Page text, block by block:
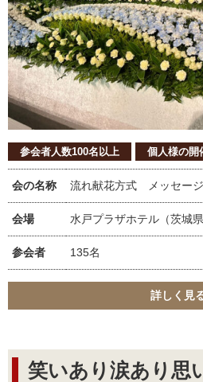
参会者人数100名以上 個人様の開
会の名称 流れ献花方式 メッセー
会場 水戸プラザホテル（茨城県
参会者 135名
詳しく見
笑いあり涙あり思